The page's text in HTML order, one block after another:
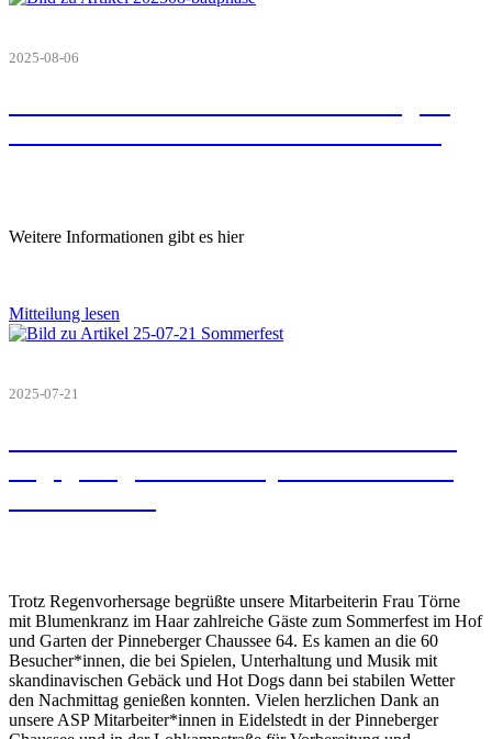
2025-08-06
Weitere Informationen gibt es hier
Mitteilung lesen
2025-07-21
Trotz Regenvorhersage begrüßte unsere Mitarbeiterin Frau Törne
mit Blumenkranz im Haar zahlreiche Gäste zum Sommerfest im Hof
und Garten der Pinneberger Chaussee 64. Es kamen an die 60
Besucher*innen, die bei Spielen, Unterhaltung und Musik mit
skandinavischen Gebäck und Hot Dogs dann bei stabilen Wetter
den Nachmittag genießen konnten. Vielen herzlichen Dank an
unsere ASP Mitarbeiter*innen in Eidelstedt in der Pinneberger